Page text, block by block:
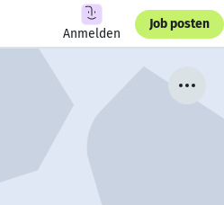
Anmelden
Job posten